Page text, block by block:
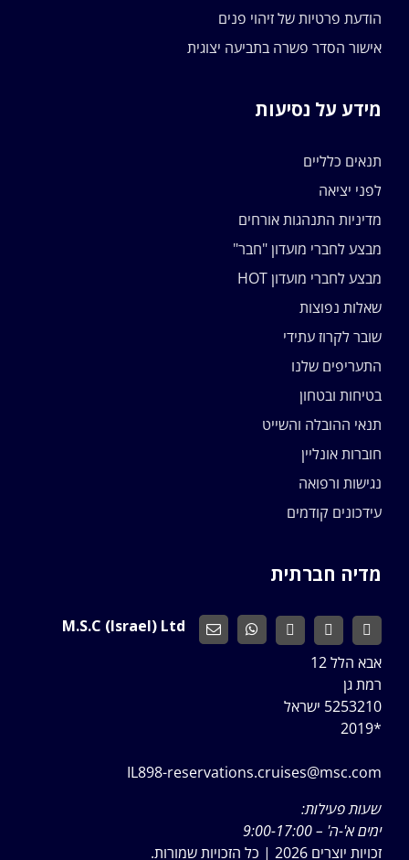
הודעת פרטיות של זיהוי פנים
אישור הסדר פשרה בתביעה יצוגית
מידע על נסיעות
תנאים כלליים
לפני יציאה
מדיניות התנהגות אורחים
מבצע לחברי מועדון "חבר"
מבצע לחברי מועדון HOT
שאלות נפוצות
שובר לקרוז עתידי
התעריפים שלנו
בטיחות ובטחון
תנאי ההובלה והשייט
חוברות אונליין
נגישות ורפואה
עידכונים קודמים
מדיה חברתית
M.S.C (Israel) Ltd
אבא הלל 12
רמת גן
5253210 ישראל
*2019
IL898-reservations.cruises@msc.com
שעות פעילות:
ימים א'-ה' – 9:00-17:00
זכויות יוצרים 2026 | כל הזכויות שמורות.